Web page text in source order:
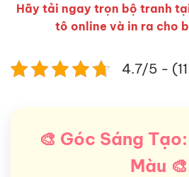
Hãy tải ngay trọn bộ tranh
tô online và in ra cho
4.7/5 -
🎨 Góc Sáng
Màu 🎨